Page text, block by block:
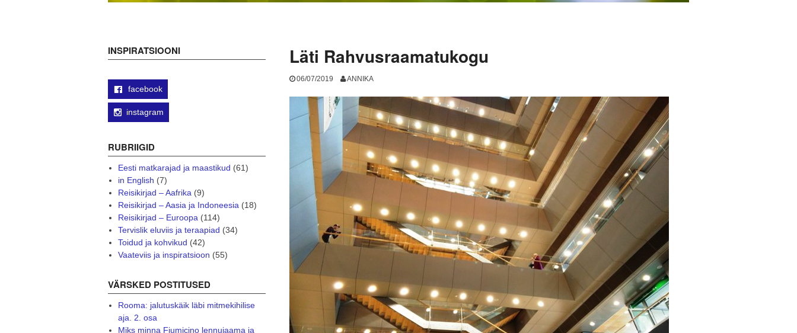
Läti Rahvusraamatukogu
06/07/2019 ANNIKA
INSPIRATSIOONI
facebook
instagram
RUBRIIGID
Eesti matkarajad ja maastikud (61)
in English (7)
Reisikirjad – Aafrika(9)
Reisikirjad – Aasia ja Indoneesia(18)
Reisikirjad – Euroopa(114)
Tervislik eluviis ja teraapiad (34)
Toidud ja kohvikud (42)
Vaateviis ja inspiratsioon (55)
VÄRSKED POSTITUSED
Rooma: jalutuskäik läbi mitmekihilise
aja. 2. osa
Miks minna Fiumicino lennujaama ja